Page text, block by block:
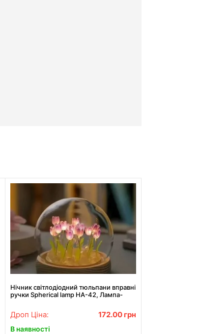
Нічник світлодіодний тюльпани вправні
ручки Spherical lamp HA-42, Лампа-
Дроп Ціна: 172.00 грн
В наявності